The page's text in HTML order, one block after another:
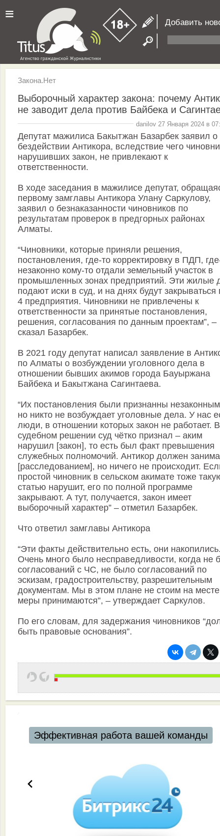
≡ Добавить
Закона.Нет
Выборочный характер закона: почему
не заводит дела против Байбека и
danilov 27 Января 2024 в
Депутат мажилиса Бакытжан Базарбек заявил о
бездействии Антикора, вследствие чего
нарушивших закон, не привлекают к
ответственности.
В ходе заседания в мажилисе депутат,
первому замглавы Антикора Улану Саркулову,
заявил о безнаказанности чиновников по
результатам проверок в предгорных районах
Алматы.
“Чиновники, которые приняли решения,
постановления, где-то корректировку в ПДП,
незаконно кому-то отдали земельный участок в
промышленных зонах предприятий. Эти жилые
подают иски в суд, и на днях будут закрываться
4 предприятия. Чиновники не привлечены к
ответственности за принятые постановления,
решения, согласования по данным проектам”, –
сказал Базарбек.
В 2021 году депутат написал заявление в
по Алматы о возбуждении уголовного дела в
отношении бывших акимов города Бауыржана
Байбека и Бакытжана Сагинтаева.
“Их постановления были признанны
но никто не возбуждает уголовные дела. У нас
люди, в отношении которых закон не работает. В
судебном решении суд чётко признал – аким
нарушил [закон], то есть был факт превышения
служебных полномочий. Антикор должен
[расследованием], но ничего не происходит.
простой чиновник в сельском акимате тоже
статью нарушит, его по полной программе
закрывают. А тут, получается, закон имеет
выборочный характер” – отметил Базарбек.
Что ответил замглавы Антикора
“Эти факты действительно есть, они
Очень много было несправедливости, когда не
согласований с ЧС, не было согласований по
эскизам, градостроительству, разрешительным
документам. Мы в этом плане не стоим на
меры принимаются”, – утверждает Саркулов.
По его словам, для задержания чиновников
быть правовые основания”.
Эффективная работа вашей команды